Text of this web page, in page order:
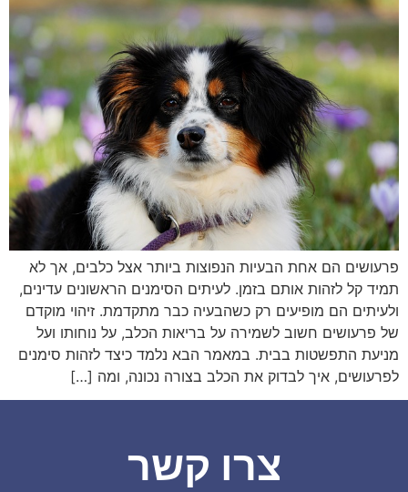
פרעושים הם אחת הבעיות הנפוצות ביותר אצל כלבים, אך לא
תמיד קל לזהות אותם בזמן. לעיתים הסימנים הראשונים עדינים,
ולעיתים הם מופיעים רק כשהבעיה כבר מתקדמת. זיהוי מוקדם
של פרעושים חשוב לשמירה על בריאות הכלב, על נוחותו ועל
מניעת התפשטות בבית. במאמר הבא נלמד כיצד לזהות סימנים
לפרעושים, איך לבדוק את הכלב בצורה נכונה, ומה […]
צרו קשר